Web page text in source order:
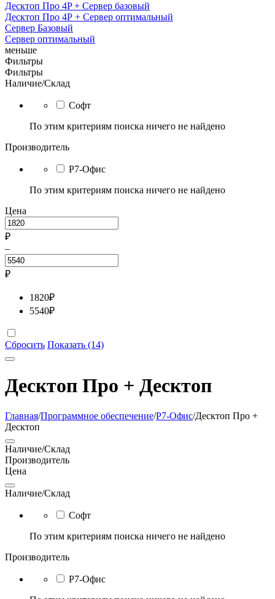
Десктоп Про 4P + Сервер базовый
Десктоп Про 4Р + Сервер оптимальный
Сервер Базовый
Сервер оптимальный
меньше
Фильтры
Фильтры
Наличие/Склад
Софт
По этим критериям поиска ничего не найдено
Производитель
Р7-Офис
По этим критериям поиска ничего не найдено
Цена
₽
–
₽
1820₽
5540₽
Сбросить Показать (14)
Десктоп Про + Десктоп
Главная/Программное обеспечение/Р7-Офис/Десктоп Про +
Десктоп
Наличие/Склад
Производитель
Цена
Наличие/Склад
Софт
По этим критериям поиска ничего не найдено
Производитель
Р7-Офис